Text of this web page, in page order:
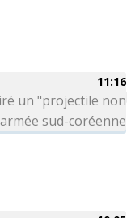
11:16
un "projectile non
sud-coréenne